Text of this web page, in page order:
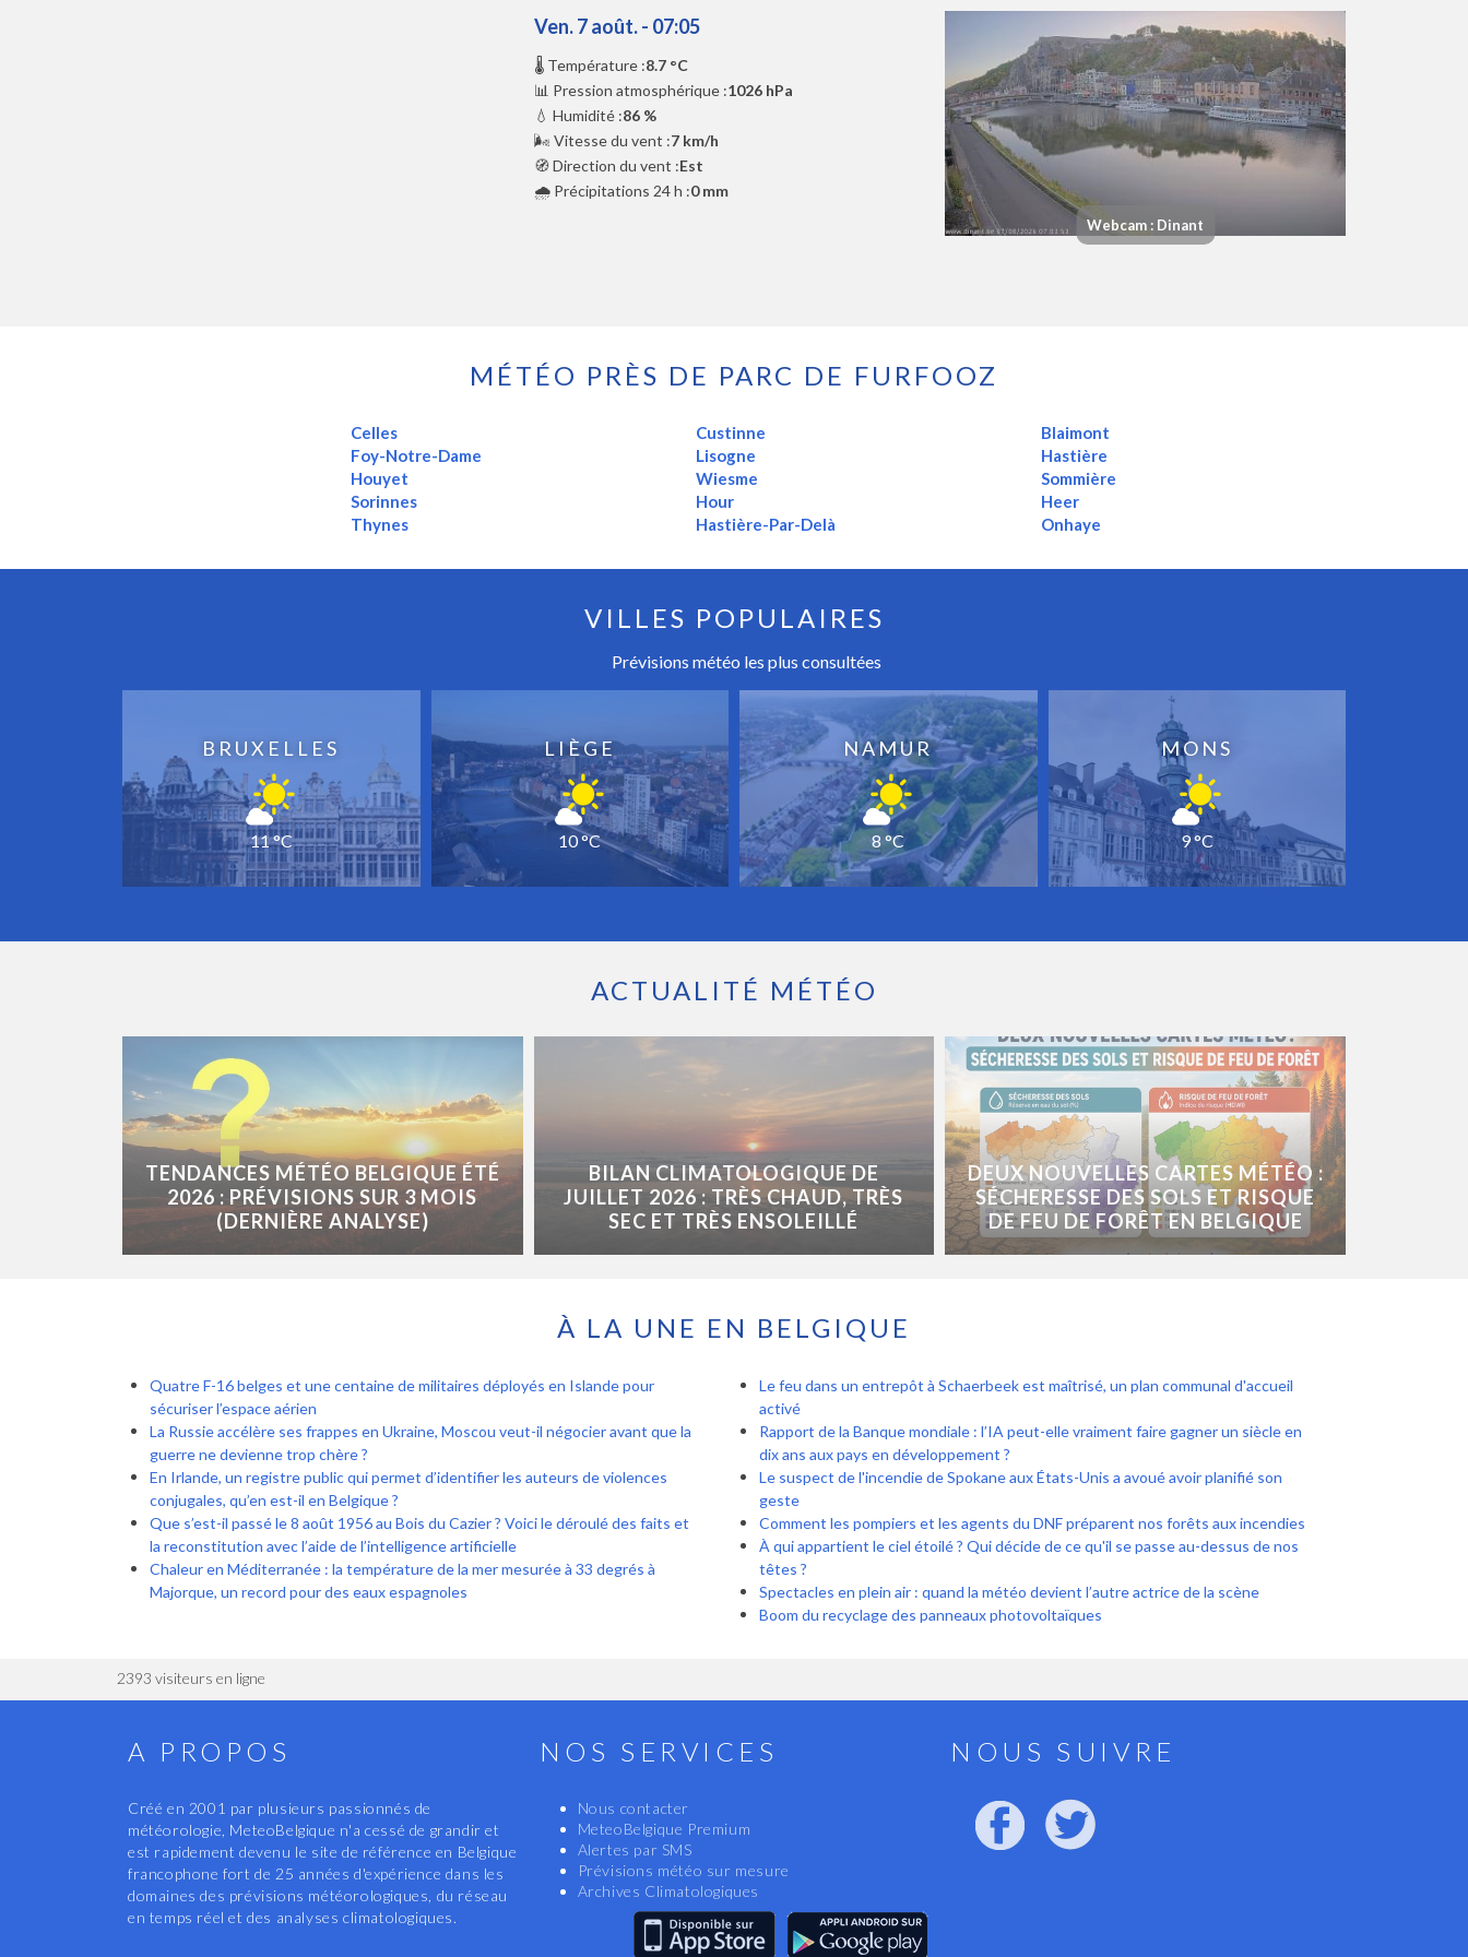
Ven. 7 août. - 07:05
🌡️ Température :8.7 °C
📊 Pression atmosphérique :1026 hPa
💧 Humidité :86 %
🌬️ Vitesse du vent :7 km/h
🧭 Direction du vent :Est
🌧️ Précipitations 24 h :0 mm
Webcam : Dinant
MÉTÉO PRÈS DE PARC DE FURFOOZ
Celles
Foy-Notre-Dame
Houyet
Sorinnes
Thynes
Custinne
Lisogne
Wiesme
Hour
Hastière-Par-Delà
Blaimont
Hastière
Sommière
Heer
Onhaye
VILLES POPULAIRES
Prévisions météo les plus consultées
BRUXELLES
11 °C
LIÈGE
10 °C
NAMUR
8 °C
MONS
9 °C
ACTUALITÉ MÉTÉO
TENDANCES MÉTÉO BELGIQUE ÉTÉ
2026 : PRÉVISIONS SUR 3 MOIS
(DERNIÈRE ANALYSE)
BILAN CLIMATOLOGIQUE DE
JUILLET 2026 : TRÈS CHAUD, TRÈS
SEC ET TRÈS ENSOLEILLÉ
DEUX NOUVELLES CARTES MÉTÉO :
SÉCHERESSE DES SOLS ET RISQUE
DE FEU DE FORÊT EN BELGIQUE
À LA UNE EN BELGIQUE
Quatre F-16 belges et une centaine de militaires déployés en Islande pour
sécuriser l’espace aérien
La Russie accélère ses frappes en Ukraine, Moscou veut-il négocier avant que la
guerre ne devienne trop chère ?
En Irlande, un registre public qui permet d’identifier les auteurs de violences
conjugales, qu’en est-il en Belgique ?
Que s’est-il passé le 8 août 1956 au Bois du Cazier ? Voici le déroulé des faits et
la reconstitution avec l’aide de l’intelligence artificielle
Chaleur en Méditerranée : la température de la mer mesurée à 33 degrés à
Majorque, un record pour des eaux espagnoles
Le feu dans un entrepôt à Schaerbeek est maîtrisé, un plan communal d'accueil
activé
Rapport de la Banque mondiale : l’IA peut-elle vraiment faire gagner un siècle en
dix ans aux pays en développement ?
Le suspect de l'incendie de Spokane aux États-Unis a avoué avoir planifié son
geste
Comment les pompiers et les agents du DNF préparent nos forêts aux incendies
À qui appartient le ciel étoilé ? Qui décide de ce qu'il se passe au-dessus de nos
têtes ?
Spectacles en plein air : quand la météo devient l’autre actrice de la scène
Boom du recyclage des panneaux photovoltaïques
2393 visiteurs en ligne
A PROPOS
Créé en 2001 par plusieurs passionnés de
météorologie, MeteoBelgique n'a cessé de grandir et
est rapidement devenu le site de référence en Belgique
francophone fort de 25 années d'expérience dans les
domaines des prévisions météorologiques, du réseau
en temps réel et des analyses climatologiques.
NOS SERVICES
Nous contacter
MeteoBelgique Premium
Alertes par SMS
Prévisions météo sur mesure
Archives Climatologiques
NOUS SUIVRE